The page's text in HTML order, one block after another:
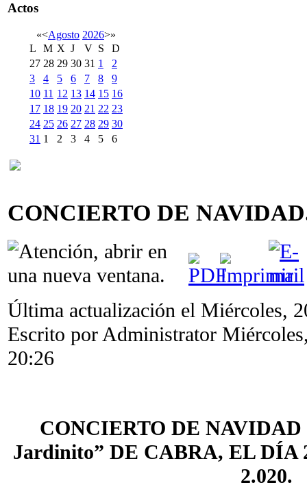
Actos
«<Agosto 2026>»
L
M X J V S
D
27 28 29 30 31 1
2
3
4 5 6 7 8
9
10 11 12 13 14 15 16
17 18 19 20 21 22 23
24 25 26 27 28 29 30
31 1 2 3 4 5 6
CONCIERTO DE
Última actualización el Miércoles,
Escrito por Administrator
20:26
CONCIERTO DE
Jardinito” DE CABRA, EL DÍA
2.020.